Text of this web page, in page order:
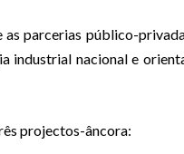
parcerias público-
industrial nacional e
projectos-âncora: